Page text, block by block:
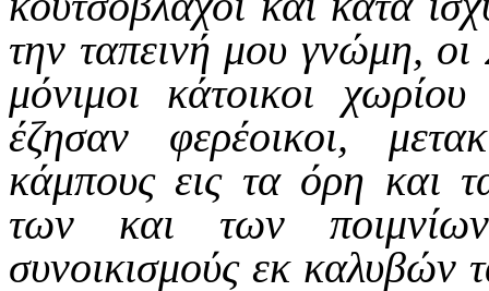
την ταπεινή μου γνώμη,
μόνιμοι κάτοικοι
έζησαν φερέοικοι,
κάμπους εις τα όρη και
των και των
συνοικισμούς εκ καλυβών